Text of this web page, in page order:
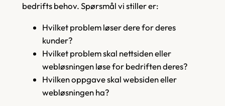
bedrifts behov. Spørsmål vi stiller er:
Hvilket problem løser dere for deres
kunder?
Hvilket problem skal nettsiden eller
webløsningen løse for bedriften deres?
Hvilken oppgave skal websiden eller
webløsningen ha?